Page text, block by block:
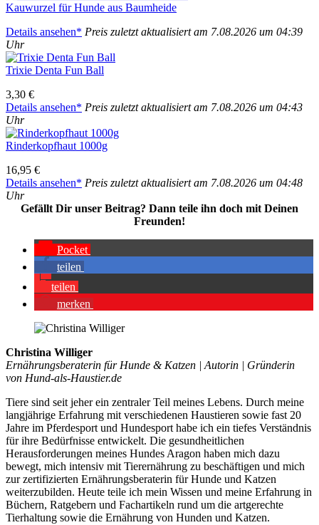
Kau­wur­zel für Hun­de aus Baum­hei­de
Details anse­hen* Preis zuletzt aktua­li­siert am 7.08.2026 um 04:39
Uhr
Tri­xie Den­ta Fun Ball
3,30 €
Details anse­hen* Preis zuletzt aktua­li­siert am 7.08.2026 um 04:43
Uhr
Rin­der­kopf­haut 1000g
16,95 €
Details anse­hen* Preis zuletzt aktua­li­siert am 7.08.2026 um 04:48
Uhr
Gefällt Dir unser Bei­trag? Dann tei­le ihn doch mit Dei­nen
Freun­den!
Pocket
tei­len
tei­len
mer­ken
Christina Williger
Ernährungsberaterin für Hunde & Katzen | Autorin | Gründerin
von Hund-als-Haustier.de
Tiere sind seit jeher ein zentraler Teil meines Lebens. Durch meine
langjährige Erfahrung mit verschiedenen Haustieren sowie fast 20
Jahre im Pferdesport und Hundesport habe ich ein tiefes Verständnis
für ihre Bedürfnisse entwickelt. Die gesundheitlichen
Herausforderungen meines Hundes Aragon haben mich dazu
bewegt, mich intensiv mit Tierernährung zu beschäftigen und mich
zur zertifizierten Ernährungsberaterin für Hunde und Katzen
weiterzubilden. Heute teile ich mein Wissen und meine Erfahrung in
Büchern, Ratgebern und Fachartikeln rund um die artgerechte
Tierhaltung sowie die Ernährung von Hunden und Katzen.